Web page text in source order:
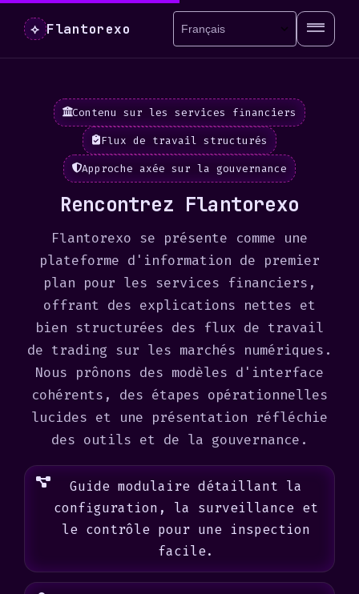
⟡ Flantorexo
Contenu sur les services financiers
Flux de travail structurés
Approche axée sur la gouvernance
Rencontrez Flantorexo
Flantorexo se présente comme une
plateforme d'information de premier
plan pour les services financiers,
offrant des explications nettes et
bien structurées des flux de travail
de trading sur les marchés numériques.
Nous prônons des modèles d'interface
cohérents, des étapes opérationnelles
lucides et une présentation réfléchie
des outils et de la gouvernance.
Guide modulaire détaillant la
configuration, la surveillance et
le contrôle pour une inspection
facile.